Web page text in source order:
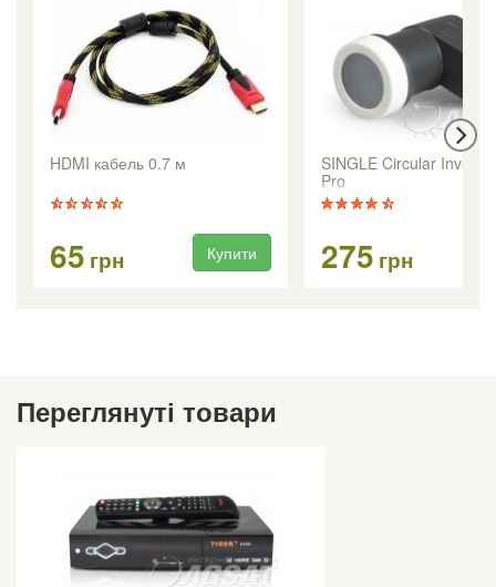
HDMI кабель 0.7 м
65 грн Купити
SINGLE Circular Inverto
Pro
275 грн
Переглянуті товари